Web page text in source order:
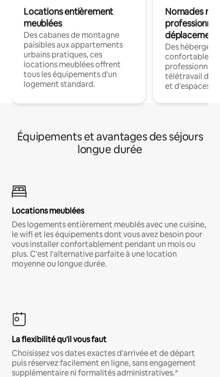
Locations entièrement
meublées
Des cabanes de montagne
paisibles aux appartements
urbains pratiques, ces
locations meublées offrent
tous les équipements d'un
logement standard.
Nomades
déplacement
Des
confortables
professionnels
télétravail
et d'espaces
Équipements et avantages des séjours
longue durée
Locations meublées
Des logements entièrement meublés avec une cuisine,
le wifi et les équipements dont vous avez besoin pour
vous installer confortablement pendant un mois ou
plus. C'est l'alternative parfaite à une location
moyenne ou longue durée.
La flexibilité qu'il vous faut
Choisissez vos dates exactes d'arrivée et de départ
puis réservez facilement en ligne, sans engagement
supplémentaire ni formalités administratives.*